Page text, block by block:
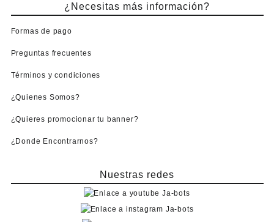
¿Necesitas más información?
Formas de pago
Preguntas frecuentes
Términos y condiciones
¿Quienes Somos?
¿Quieres promocionar tu banner?
¿Donde Encontrarnos?
Nuestras redes